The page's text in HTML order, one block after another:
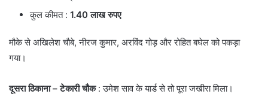
कुल कीमत : 1.40 लाख रुपए
मौके से अखिलेश चौबे, नीरज कुमार, अरविंद गोड़ और रोहित बघेल को पकड़ा
गया।
दूसरा ठिकाना – टेकारी चौक: उमेश साव के यार्ड से तो पूरा जखीरा मिला।